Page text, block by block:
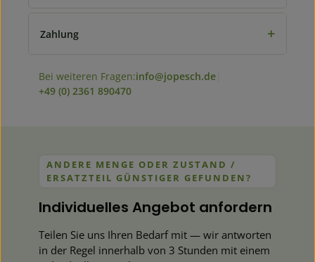
Zahlung +
Bei weiteren Fragen:info@jopesch.de
+49 (0) 2361 890470
ANDERE MENGE ODER ZUSTAND /
ERSATZTEIL GÜNSTIGER GEFUNDEN?
Individuelles Angebot anfordern
Teilen Sie uns Ihren Bedarf mit — wir antworten
in der Regel innerhalb von 3 Stunden mit einem